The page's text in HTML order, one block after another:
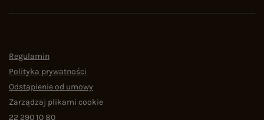
Regulamin
Polityka prywatności
Odstąpienie od umowy
Zarządzaj plikami cookie
22 290 10 80